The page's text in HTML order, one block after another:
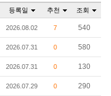
등록일 추천 조회
2026.08.02 7 540
2026.07.31 0 580
2026.07.31 0 130
2026.07.29 0 290